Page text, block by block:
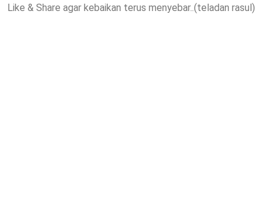
Like & Share agar kebaikan terus menyebar..(teladan rasul)